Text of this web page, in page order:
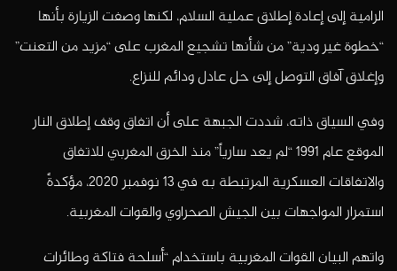
الرامية إلى إعادة إطلاق عملية السلام، لكنها وصفت الزيارة بأنها
“خطوة غير ودية” من شأنها تشجيع المغرب على “مزيد من التعنت”
وإغلاق آفاق التوصل إلى حل عادل ودائم للنزاع.
وفي السياق ذاته، شددت الجبهة على أن اتفاق وقف إطلاق النار
الموقع عام 1991 “لم يعد سارياً” منذ الخرق المغربي للاتفاق
والاتفاقات العسكرية المرتبطة به في 13 نوفمبر 2020، مؤكدةً
استمرار المواجهات بين الجيش الصحراوي والقوات المغربية.
واتهم البيان القوات المغربية باستخدام “أسلحة فتاكة وطائرات